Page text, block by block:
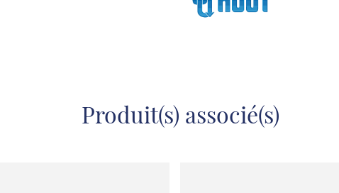
Produit(s) associé(s)